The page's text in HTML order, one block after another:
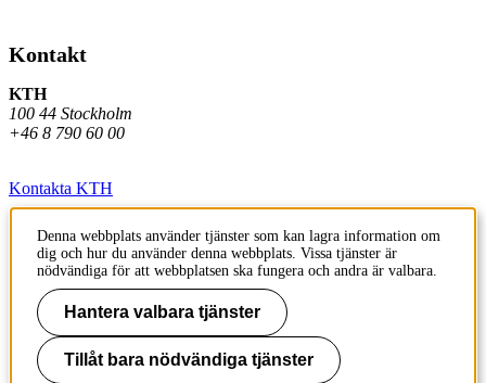
Kontakt
KTH
100 44 Stockholm
+46 8 790 60 00
Kontakta KTH
Jobba på KTH
Press och media
Faktura och betalning KTH
Om KTH:s webbplatser
Denna webbplats använder tjänster som kan lagra information om
dig och hur du använder denna webbplats. Vissa tjänster är
nödvändiga för att webbplatsen ska fungera och andra är valbara.
Hantera valbara tjänster
Tillåt bara nödvändiga tjänster